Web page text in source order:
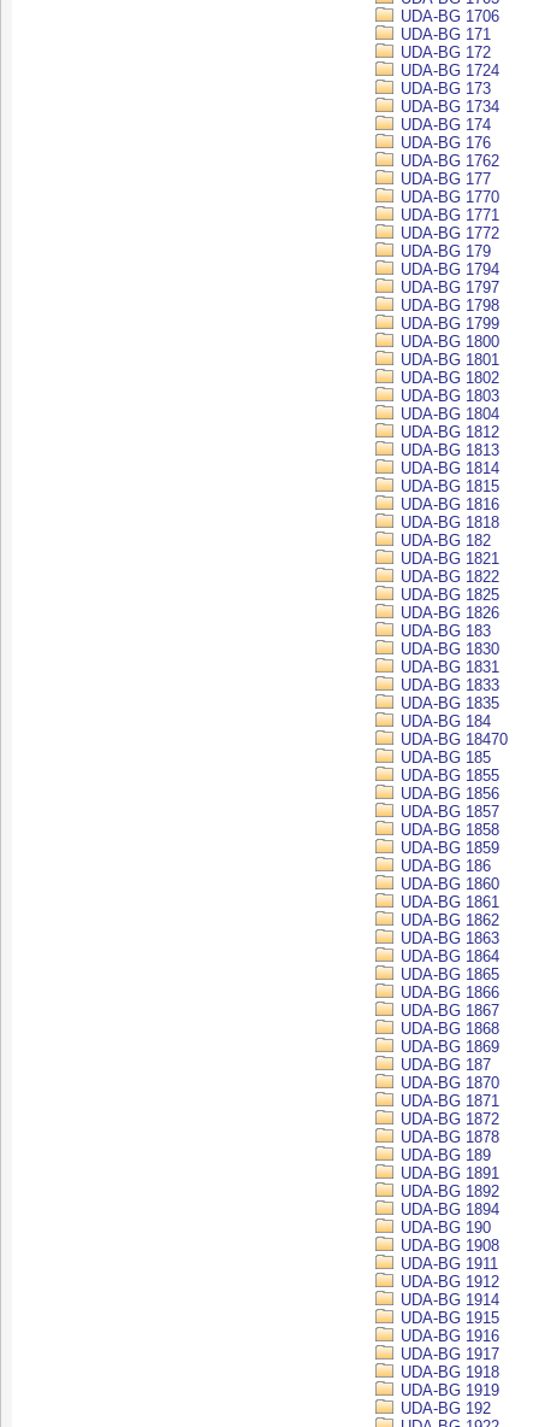
UDA-BG 1706
UDA-BG 171
UDA-BG 172
UDA-BG 1724
UDA-BG 173
UDA-BG 1734
UDA-BG 174
UDA-BG 176
UDA-BG 1762
UDA-BG 177
UDA-BG 1770
UDA-BG 1771
UDA-BG 1772
UDA-BG 179
UDA-BG 1794
UDA-BG 1797
UDA-BG 1798
UDA-BG 1799
UDA-BG 1800
UDA-BG 1801
UDA-BG 1802
UDA-BG 1803
UDA-BG 1804
UDA-BG 1812
UDA-BG 1813
UDA-BG 1814
UDA-BG 1815
UDA-BG 1816
UDA-BG 1818
UDA-BG 182
UDA-BG 1821
UDA-BG 1822
UDA-BG 1825
UDA-BG 1826
UDA-BG 183
UDA-BG 1830
UDA-BG 1831
UDA-BG 1833
UDA-BG 1835
UDA-BG 184
UDA-BG 18470
UDA-BG 185
UDA-BG 1855
UDA-BG 1856
UDA-BG 1857
UDA-BG 1858
UDA-BG 1859
UDA-BG 186
UDA-BG 1860
UDA-BG 1861
UDA-BG 1862
UDA-BG 1863
UDA-BG 1864
UDA-BG 1865
UDA-BG 1866
UDA-BG 1867
UDA-BG 1868
UDA-BG 1869
UDA-BG 187
UDA-BG 1870
UDA-BG 1871
UDA-BG 1872
UDA-BG 1878
UDA-BG 189
UDA-BG 1891
UDA-BG 1892
UDA-BG 1894
UDA-BG 190
UDA-BG 1908
UDA-BG 1911
UDA-BG 1912
UDA-BG 1914
UDA-BG 1915
UDA-BG 1916
UDA-BG 1917
UDA-BG 1918
UDA-BG 1919
UDA-BG 192